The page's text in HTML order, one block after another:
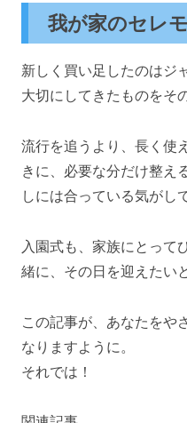
我が家のセレ
新しく買い足したのはジ
大切にしてきたものをそ
流行を追うより、長く使
きに、必要な分だけ整え
しには合っている気がし
入園式も、家族にとって
緒に、その日を迎えたい
この記事が、あなたをや
なりますように。
それでは！